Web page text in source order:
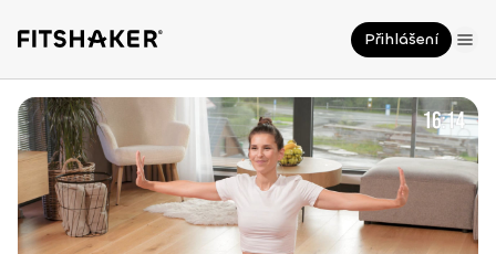
Přihlášení